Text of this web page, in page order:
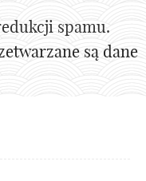
spamu.
są dane